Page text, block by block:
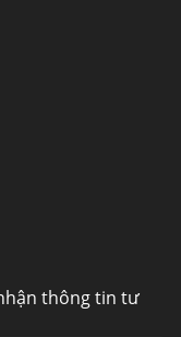
thông tin tư